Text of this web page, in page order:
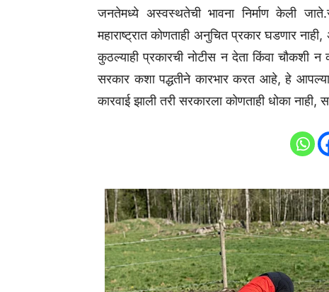
जनतेमध्ये अस्वस्थतेची भावना निर्माण केली
महाराष्ट्रात कोणताही अनुचित प्रकार घडणार
कुठल्याही प्रकारची नोटीस न देता किंवा चौकशी
सरकार कशा पद्धतीने कारभार करत आहे, हे
कारवाई झाली तरी सरकारला कोणताही धोका